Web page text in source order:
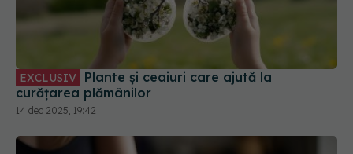
EXCLUSIV
curățarea plămânilor
14 dec 2025, 19:42